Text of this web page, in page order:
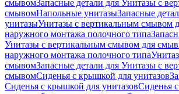
смывомЗапасные детали для Унитазы с
смывомНапольные унитазыЗапасные
унитазыУнитазы с вертикальным смывом
наружного монтажа полочного типа
Унитазы с вертикальным смывом для
наружного монтажа полочного типа
смывомЗапасные детали для Унитазы с
смывомСиденья с крышкой для унитазов
Сиденья с крышкой для унитазовСиденья